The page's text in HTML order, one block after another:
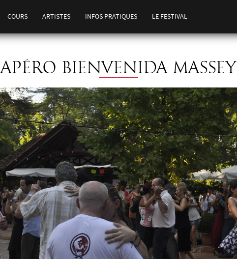
COURS ARTISTES INFOS PRATIQUES LE FESTIVAL
APÉRO BIENVENIDA MASSEY